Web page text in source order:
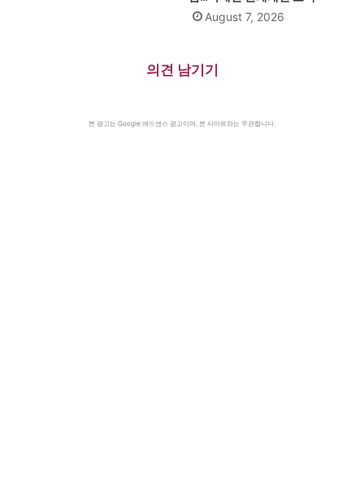
August 7, 2026
의견 남기기
본 광고는 Google 애드센스 광고이며, 본 사이트와는 무관합니다.